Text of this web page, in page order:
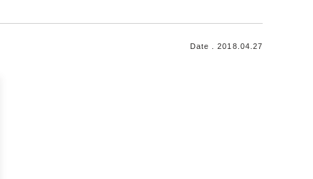
Date . 2018.04.27